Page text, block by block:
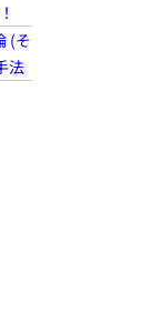
(そ
法